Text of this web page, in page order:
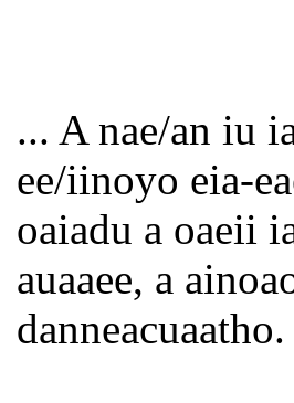
... A nae/an iu
ee/iinoyo eia-
oaiadu a oaeii
auaaee, a
danneacuaatho.